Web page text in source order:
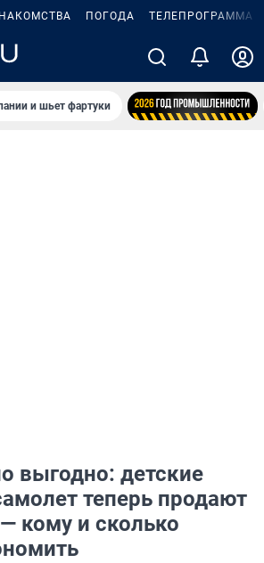
ПОГОДА ТЕЛЕПРОГРАММА
и шьет фартуки
выгодно: детские
теперь продают
кому и сколько